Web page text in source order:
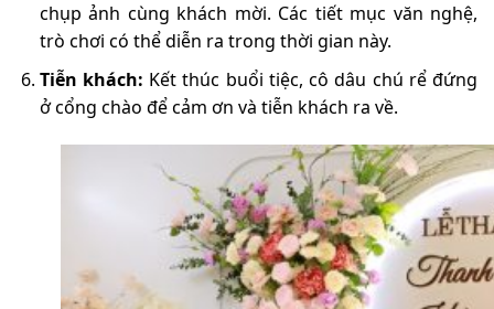
chụp ảnh cùng khách mời. Các tiết mục văn nghệ,
trò chơi có thể diễn ra trong thời gian này.
Tiễn khách: Kết thúc buổi tiệc, cô dâu chú rể đứng
ở cổng chào để cảm ơn và tiễn khách ra về.